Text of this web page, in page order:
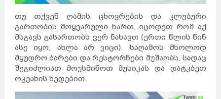
თუ თქვენ ღამის ცხოვრების და კლუბური
გართობის მოყვარული ხართ, იცოდეთ რომ აქ
მსგავს გასართობს ვერ ნახავთ (ერთი წლის წინ
ასე იყო, ახლა არ ვიცი). საღამოს მხოლოდ
მყუდრო ბარები და რესტორნები მუშაობს, სადაც
შეგიძლიათ მოუსმინოთ მუსიკას და დატკბეთ
ოკეანის ხედებით.